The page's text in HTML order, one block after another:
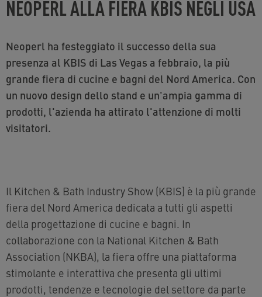
NEOPERL ALLA FIERA KBIS NEGLI USA
Neoperl ha festeggiato il successo della sua
presenza al KBIS di Las Vegas a febbraio, la più
grande fiera di cucine e bagni del Nord America. Con
un nuovo design dello stand e un'ampia gamma di
prodotti, l'azienda ha attirato l'attenzione di molti
visitatori.
Il Kitchen & Bath Industry Show (KBIS) è la più grande
fiera del Nord America dedicata a tutti gli aspetti
della progettazione di cucine e bagni. In
collaborazione con la National Kitchen & Bath
Association (NKBA), la fiera offre una piattaforma
stimolante e interattiva che presenta gli ultimi
prodotti, tendenze e tecnologie del settore da parte